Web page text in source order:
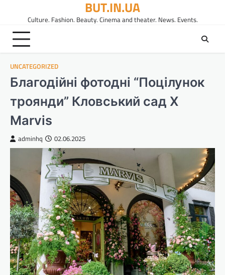
вмісту
BUT.IN.UA
Culture. Fashion. Beauty. Cinema and theater. News. Events.
UNCATEGORIZED
Благодійні фотодні “Поцілунок
троянди” Кловський сад Х
Marvis
adminhq 02.06.2025